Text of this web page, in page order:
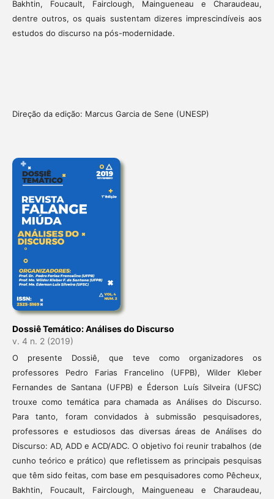
Bakhtin, Foucault, Fairclough, Maingueneau e Charaudeau,
dentre outros, os quais sustentam dizeres imprescindíveis aos
estudos do discurso na pós-modernidade.
Direção da edição: Marcus Garcia de Sene (UNESP)
Dossiê Temático: Análises do Discurso
v. 4 n. 2 (2019)
O presente Dossiê, que teve como organizadores os
professores Pedro Farias Francelino (UFPB), Wilder Kleber
Fernandes de Santana (UFPB) e Éderson Luís Silveira (UFSC)
trouxe como temática para chamada as Análises do Discurso.
Para tanto, foram convidados à submissão pesquisadores,
professores e estudiosos das diversas áreas de Análises do
Discurso: AD, ADD e ACD/ADC. O objetivo foi reunir trabalhos (de
cunho teórico e prático) que refletissem as principais pesquisas
que têm sido feitas, com base em pesquisadores como Pêcheux,
Bakhtin, Foucault, Fairclough, Maingueneau e Charaudeau,